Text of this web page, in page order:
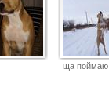
ща поймаю